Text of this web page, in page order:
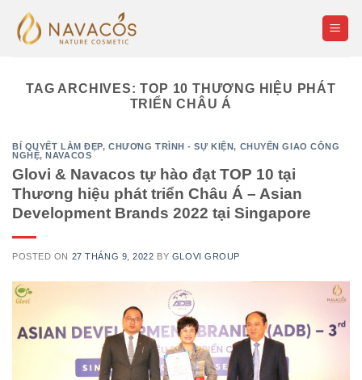
TAG ARCHIVES:TOP 10 THƯƠNG HIỆU PHÁT
TRIỂN CHÂU Á
BÍ QUYẾT LÀM ĐẸP,CHƯƠNG TRÌNH - SỰ KIỆN, CHUYỂN GIAO CÔNG
NGHỆ,NAVACOS
Glovi & Navacos tự hào đạt TOP 10 tại
Thương hiệu phát triển Châu Á – Asian
Development Brands 2022 tại Singapore
POSTED ON 27 THÁNG 9, 2022 BY GLOVI GROUP